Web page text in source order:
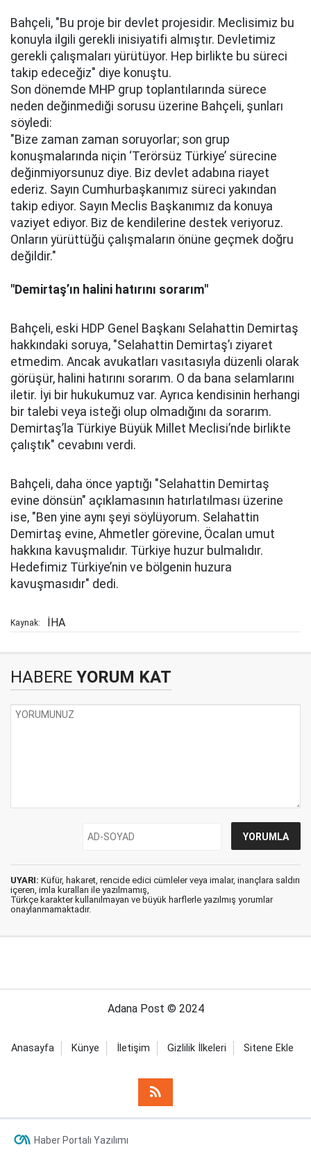
Bahçeli, "Bu proje bir devlet projesidir. Meclisimiz bu
konuyla ilgili gerekli inisiyatifi almıştır. Devletimiz
gerekli çalışmaları yürütüyor. Hep birlikte bu süreci
takip edeceğiz" diye konuştu.
Son dönemde MHP grup toplantılarında sürece
neden değinmediği sorusu üzerine Bahçeli, şunları
söyledi:
"Bize zaman zaman soruyorlar; son grup
konuşmalarında niçin ‘Terörsüz Türkiye’ sürecine
değinmiyorsunuz diye. Biz devlet adabına riayet
ederiz. Sayın Cumhurbaşkanımız süreci yakından
takip ediyor. Sayın Meclis Başkanımız da konuya
vaziyet ediyor. Biz de kendilerine destek veriyoruz.
Onların yürüttüğü çalışmaların önüne geçmek doğru
değildir."
"Demirtaş’ın halini hatırını sorarım"
Bahçeli, eski HDP Genel Başkanı Selahattin Demirtaş
hakkındaki soruya, "Selahattin Demirtaş’ı ziyaret
etmedim. Ancak avukatları vasıtasıyla düzenli olarak
görüşür, halini hatırını sorarım. O da bana selamlarını
iletir. İyi bir hukukumuz var. Ayrıca kendisinin herhangi
bir talebi veya isteği olup olmadığını da sorarım.
Demirtaş’la Türkiye Büyük Millet Meclisi’nde birlikte
çalıştık" cevabını verdi.
Bahçeli, daha önce yaptığı "Selahattin Demirtaş
evine dönsün" açıklamasının hatırlatılması üzerine
ise, "Ben yine aynı şeyi söylüyorum. Selahattin
Demirtaş evine, Ahmetler görevine, Öcalan umut
hakkına kavuşmalıdır. Türkiye huzur bulmalıdır.
Hedefimiz Türkiye’nin ve bölgenin huzura
kavuşmasıdır" dedi.
Kaynak: İHA
HABERE YORUM KAT
UYARI: Küfür, hakaret, rencide edici cümleler veya imalar, inançlara saldırı
içeren, imla kuralları ile yazılmamış,
Türkçe karakter kullanılmayan ve büyük harflerle yazılmış yorumlar
onaylanmamaktadır.
Adana Post © 2024
Anasayfa Künye İletişim Gizlilik İlkeleri Sitene Ekle
Haber Portalı Yazılımı